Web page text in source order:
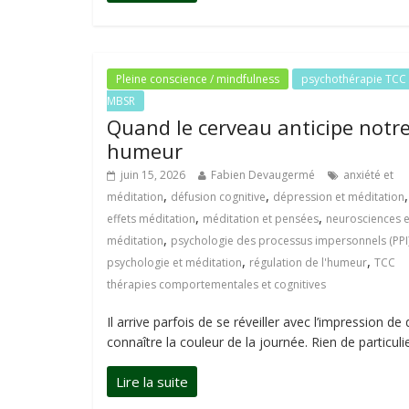
Pleine conscience / mindfulness
psychothérapie TCC
MBSR
Quand le cerveau anticipe notre
humeur
juin 15, 2026 Fabien Devaugermé
anxiété et
méditation, défusion cognitive, dépression et méditation,
effets méditation, méditation et pensées, neurosciences
méditation, psychologie des processus impersonnels
psychologie et méditation, régulation de l'humeur, TCC
thérapies comportementales et cognitives
Il arrive parfois de se réveiller avec l’impression de
connaître la couleur de la journée. Rien de